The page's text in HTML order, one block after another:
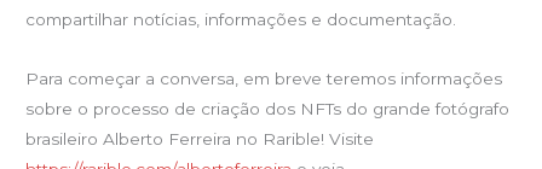
compartilhar notícias, informações e documentação.
Para começar a conversa, em breve teremos informações
sobre o processo de criação dos NFTs do grande fotógrafo
brasileiro Alberto Ferreira no Rarible! Visite